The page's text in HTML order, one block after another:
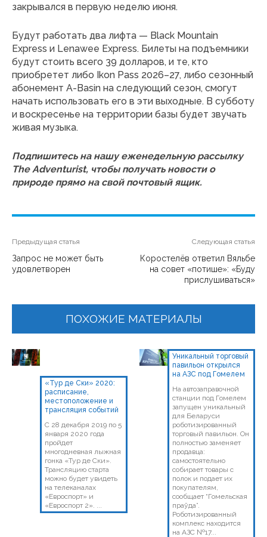
закрывался в первую неделю июня.
Будут работать два лифта — Black Mountain
Express и Lenawee Express. Билеты на подъемники
будут стоить всего 39 долларов, и те, кто
приобретет либо Ikon Pass 2026–27, либо сезонный
абонемент A-Basin на следующий сезон, смогут
начать использовать его в эти выходные. В субботу
и воскресенье на территории базы будет звучать
живая музыка.
Подпишитесь на нашу еженедельную рассылку
The Adventurist, чтобы получать новости о
природе прямо на свой почтовый ящик.
Предыдущая статья
Запрос не может быть
удовлетворен
Следующая статья
Коростелёв ответил Вяльбе
на совет «потише»: «Буду
прислушиваться»
ПОХОЖИЕ МАТЕРИАЛЫ
«Тур де Ски» 2020:
расписание,
местоположение и
трансляция событий
С 28 декабря 2019 по 5
января 2020 года
пройдет
многодневная лыжная
гонка «Тур де Ски».
Трансляцию старта
можно будет увидеть
на телеканалах
«Евроспорт» и
Уникальный торговый
павильон открылся
на АЗС под Гомелем
На автозаправочной
станции под Гомелем
запущен уникальный
для Беларуси
роботизированный
торговый павильон. Он
полностью заменяет
продавца:
самостоятельно
собирает товары с
полок и подает их
покупателям,
сообщает “Гомельская
праўда”.
Роботизированный
комплекс находится
на АЗС №17...